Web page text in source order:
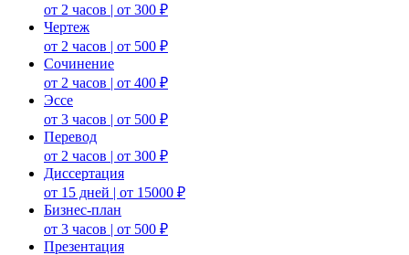
от 2 часов | от 300 ₽
Чертеж
от 2 часов | от 500 ₽
Сочинение
от 2 часов | от 400 ₽
Эссе
от 3 часов | от 500 ₽
Перевод
от 2 часов | от 300 ₽
Диссертация
от 15 дней | от 15000 ₽
Бизнес-план
от 3 часов | от 500 ₽
Презентация